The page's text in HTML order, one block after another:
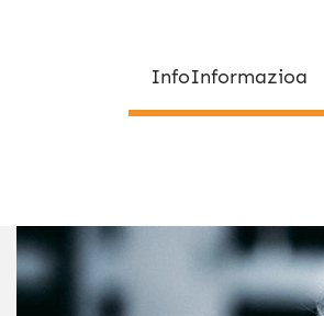
InfoInformazioa